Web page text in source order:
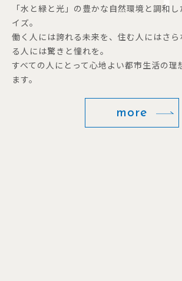
「水と緑と光」の豊かな自然環境と調和
イズ。
働く人には誇れる未来を、住む人にはさ
る人には驚きと憧れを。
すべての人にとって心地よい都市生活の理
ます。
more